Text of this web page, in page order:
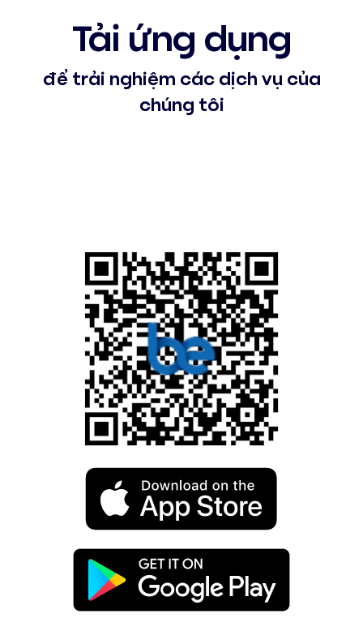
Tải ứng dụng
để trải nghiệm các dịch vụ của
chúng tôi